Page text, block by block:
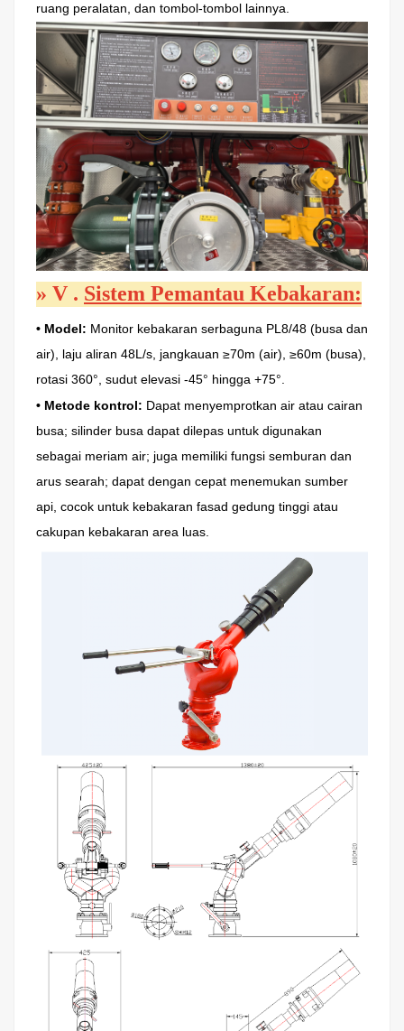
ruang peralatan, dan tombol-tombol lainnya.
» V . Sistem Pemantau Kebakaran:
• Model: Monitor kebakaran serbaguna PL8/48 (busa dan
air), laju aliran 48L/s, jangkauan ≥70m (air), ≥60m (busa),
rotasi 360°, sudut elevasi -45° hingga +75°.
• Metode kontrol: Dapat menyemprotkan air atau cairan
busa; silinder busa dapat dilepas untuk digunakan
sebagai meriam air; juga memiliki fungsi semburan dan
arus searah; dapat dengan cepat menemukan sumber
api, cocok untuk kebakaran fasad gedung tinggi atau
cakupan kebakaran area luas.